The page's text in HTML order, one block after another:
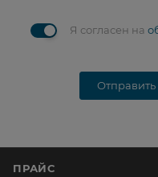
Я согласен на
Отправить
ПРАЙС